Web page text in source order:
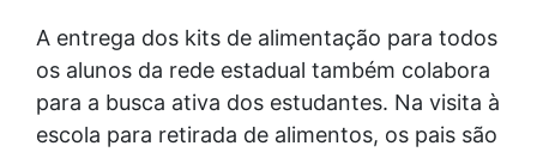
A entrega dos kits de alimentação para todos
os alunos da rede estadual também colabora
para a busca ativa dos estudantes. Na visita à
escola para retirada de alimentos, os pais são